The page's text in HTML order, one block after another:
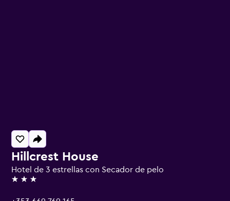
Hillcrest House
Hotel de 3 estrellas con Secador de pelo
3 estrellas